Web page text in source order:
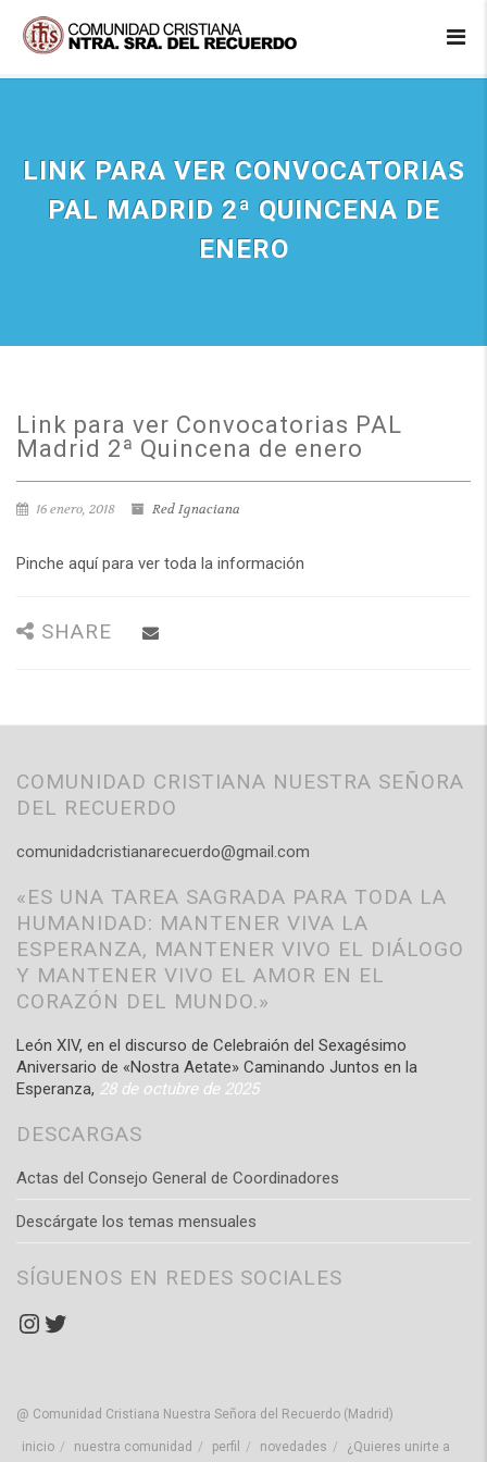
LINK PARA VER CONVOCATORIAS
PAL MADRID 2ª QUINCENA DE
ENERO
Link para ver Convocatorias PAL
Madrid 2ª Quincena de enero
16 enero, 2018 Red Ignaciana
Pinche aquí para ver toda la información
SHARE
COMUNIDAD CRISTIANA NUESTRA SEÑORA
DEL RECUERDO
comunidadcristianarecuerdo@gmail.com
«ES UNA TAREA SAGRADA PARA TODA LA
HUMANIDAD: MANTENER VIVA LA
ESPERANZA, MANTENER VIVO EL DIÁLOGO
Y MANTENER VIVO EL AMOR EN EL
CORAZÓN DEL MUNDO.»
León XIV, en el discurso de Celebraión del Sexagésimo
Aniversario de «Nostra Aetate» Caminando Juntos en la
Esperanza, 28 de octubre de 2025
DESCARGAS
Actas del Consejo General de Coordinadores
Descárgate los temas mensuales
SÍGUENOS EN REDES SOCIALES
Instagram
Twitter
@ Comunidad Cristiana Nuestra Señora del Recuerdo (Madrid)
inicio nuestra comunidad perfil novedades
¿Quieres unirte a